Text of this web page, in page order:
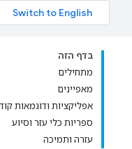
בדף הזה
מתחילים
מאפיינים
אפליקציות ודוגמאות
ספריות כלי עזר וסיוע
עזרה ותמיכה